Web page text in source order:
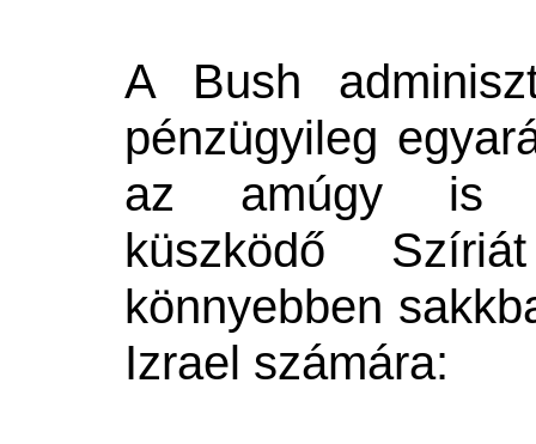
A Bush
pénzügyileg
az amúgy is
küszködő Szíriát
könnyebben
Izrael számára: